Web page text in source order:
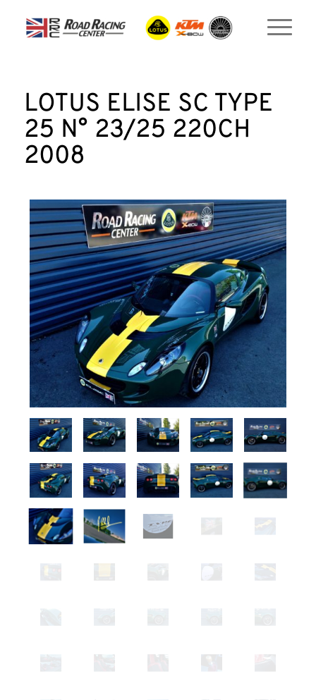
LOTUS ELISE SC TYPE
25 N° 23/25 220CH
2008